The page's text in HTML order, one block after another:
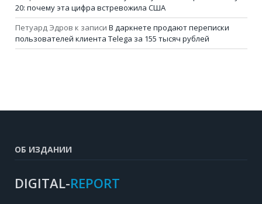
20: почему эта цифра встревожила США
Петуард Эдров к записи В даркнете продают переписки
пользователей клиента Telega за 155 тысяч рублей
ОБ ИЗДАНИИ
DIGITAL-REPORT